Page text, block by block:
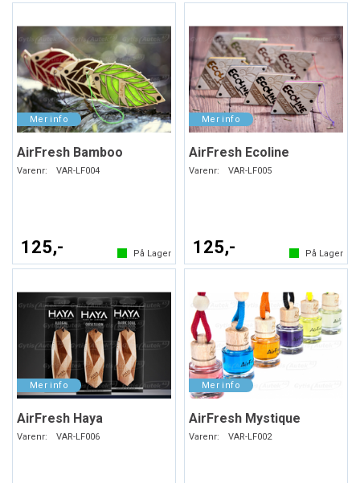
AirFresh Bamboo
Varenr: VAR-LF004
125,- På Lager
AirFresh Ecoline
Varenr: VAR-LF005
125,- På Lager
AirFresh Haya
Varenr: VAR-LF006
AirFresh Mystique
Varenr: VAR-LF002